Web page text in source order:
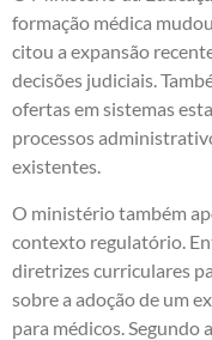
formação médica
citou a expansão
decisões judiciais.
ofertas em sistemas
processos
existentes.
O ministério também
contexto regulatório.
diretrizes curriculares
sobre a adoção de um
para médicos. Segundo